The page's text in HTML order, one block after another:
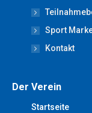
windowwindowwindow
Sport
Kontakt
Der Verein
Startseite